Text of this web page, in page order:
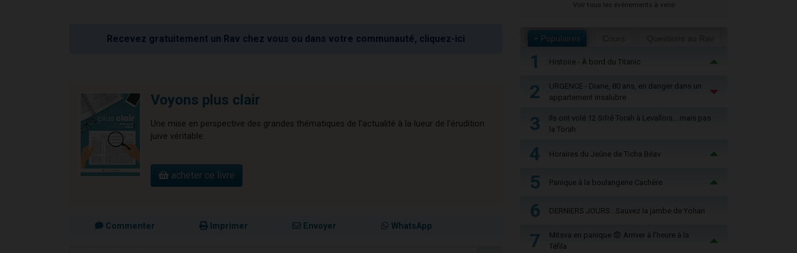
Recevez gratuitement un Rav chez vous ou dans votre communauté, cliquez-ici
Voyons plus clair
Une mise en perspective des grandes thématiques de l'actualité à la lueur de l'érudition
juive véritable.
acheter ce livre
Commenter Imprimer Envoyer WhatsApp
Voir tous les événements à venir
+ Populaires
1 Histoire - À bord du Titanic
2
URGENCE - Diane, 80 ans, en danger dans un
appartement insalubre
3
Ils ont volé 12 Sifré Torah à Levallois… mais pas
la Torah
4 Horaires du Jeûne de Ticha Béav
5 Panique à la boulangerie Cachère
6 DERNIERS JOURS : Sauvez la jambe de Yohan
7
Mitsva en panique 😨 Arriver à l'heure à la
Téfila